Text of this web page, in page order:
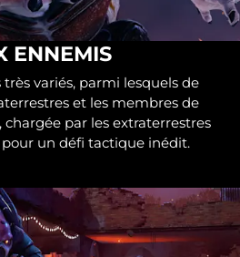
ENNEMIS
variés, parmi lesquels de
et les membres de
chargée par les extraterrestres
un défi tactique inédit.